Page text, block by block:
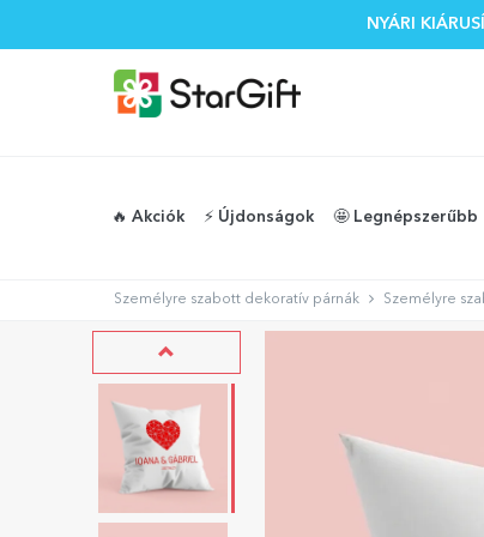
NYÁRI
🔥 Akciók ⚡️ Újdonságok 🤩 Legnépszerűbb
Személyre szabott dekoratív párnák Személyre